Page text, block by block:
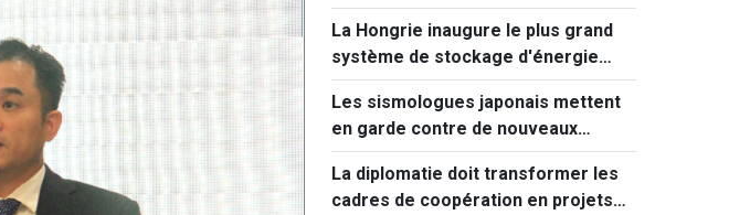
face aux incendies
La Hongrie inaugure le plus grand
système de stockage d'énergie
d'Europe centrale
Les sismologues japonais mettent
en garde contre de nouveaux
séismes majeurs après celui de
Kumamoto
La diplomatie doit transformer les
cadres de coopération en projets